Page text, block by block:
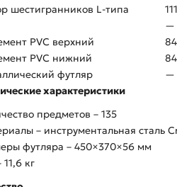
шестигранников L-типа
—
PVC верхний
PVC нижний
футляр
—
характеристики
предметов – 135
– инструментальная сталь
футляра – 450×370×56 мм
11,6 кг